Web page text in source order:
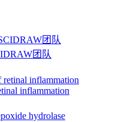
团队
inflammation